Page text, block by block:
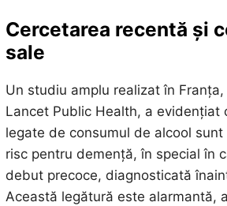
Cercetarea recentă și
sale
Un studiu amplu realizat în
Lancet Public Health, a evidențiat
legate de consumul de alcool
risc pentru demență, în special în
debut precoce, diagnosticată
Această legătură este alarmantă,